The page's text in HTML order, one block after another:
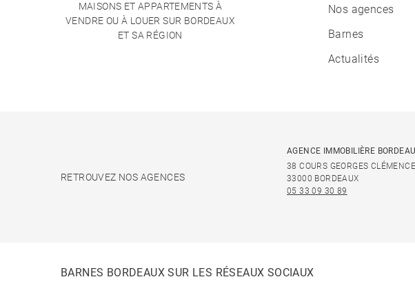
MAISONS ET APPARTEMENTS À
VENDRE OU À LOUER SUR BORDEAUX
ET SA RÉGION
Nos agences
Barnes
Actualités
RETROUVEZ NOS AGENCES
AGENCE IMMOBILIÈRE
38 COURS GEORGES
33000 BORDEAUX
05 33 09 30 89
BARNES BORDEAUX SUR LES RÉSEAUX SOCIAUX